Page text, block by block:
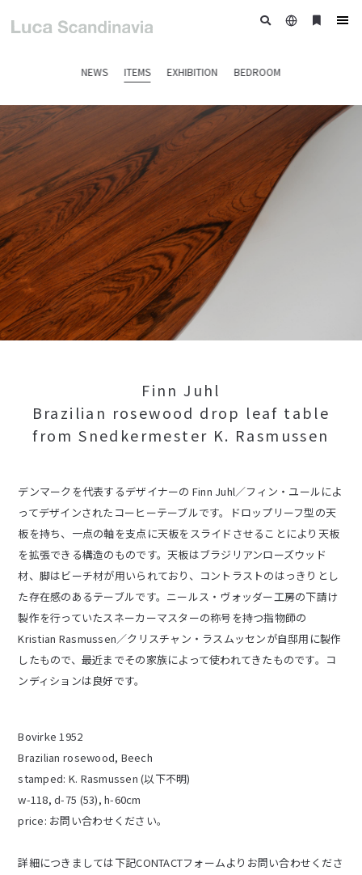
NEWS ITEMS EXHIBITION BEDROOM
日
ブ
ー
ク
Finn Juhl
Brazilian rosewood drop leaf table
from Snedkermester K. Rasmussen
デンマークを代表するデザイナーの Finn Juhl／フィン・ユールによ
ってデザインされたコーヒーテーブルです。ドロップリーフ型の天
板を持ち、一点の軸を支点に天板をスライドさせることにより天板
を拡張できる構造のものです。天板はブラジリアンローズウッド
材、脚はビーチ材が用いられており、コントラストのはっきりとし
た存在感のあるテーブルです。ニールス・ヴォッダー工房の下請け
製作を行っていたスネーカーマスターの称号を持つ指物師の
Kristian Rasmussen／クリスチャン・ラスムッセンが自邸用に製作
したもので、最近までその家族によって使われてきたものです。コ
ンディションは良好です。
Bovirke 1952
Brazilian rosewood, Beech
stamped: K. Rasmussen (以下不明)
w-118, d-75 (53), h-60cm
price: お問い合わせください。
詳細につきましては下記CONTACTフォームよりお問い合わせくださ